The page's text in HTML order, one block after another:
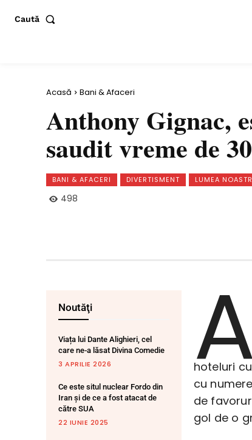
Caută
Acasă Bani & Afaceri
Anthony Gignac,
saudit vreme de
BANI & AFACERI DIVERTISMENT LUMEA
498
Noutăţi
Viața lui Dante Alighieri, cel
care ne-a lăsat Divina Comedie
3 APRILIE 2026
Ce este situl nuclear Fordo din
Iran și de ce a fost atacat de
către SUA
22 IUNIE 2025
A
hoteluri
cu
de
gol de o